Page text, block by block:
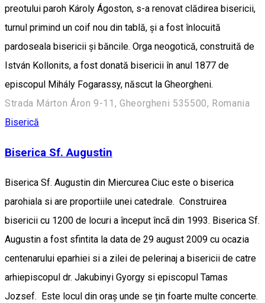
preotului paroh Károly Ágoston, s-a renovat clădirea bisericii,
turnul primind un coif nou din tablă, și a fost înlocuită
pardoseala bisericii și băncile. Orga neogotică, construită de
István Kollonits, a fost donată bisericii în anul 1877 de
episcopul Mihály Fogarassy, născut la Gheorgheni.
Strada Márton Áron 9-11, Gheorgheni 535500, Romania
Biserică
Biserica Sf. Augustin
Biserica Sf. Augustin din Miercurea Ciuc este o biserica
parohiala si are proportiile unei catedrale. Construirea
bisericii cu 1200 de locuri a început încã din 1993. Biserica Sf.
Augustin a fost sfintita la data de 29 august 2009 cu ocazia
centenarului eparhiei si a zilei de pelerinaj a bisericii de catre
arhiepiscopul dr. Jakubinyi Gyorgy si episcopul Tamas
Jozsef. Este locul din oraș unde se țin foarte multe concerte.